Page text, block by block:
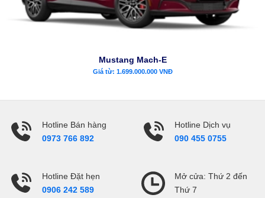
Mustang Mach-E
Giá từ: 1.699.000.000 VNĐ
Hotline Bán hàng
0973 766 892
Hotline Dịch vụ
090 455 0755
Hotline Đặt hẹn
0906 242 589
Mở cửa: Thứ 2 đến
Thứ 7